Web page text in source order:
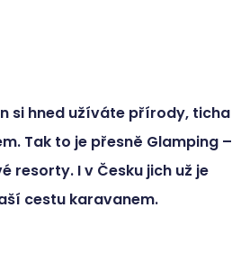
si hned užíváte přírody, ticha
Tak to je přesně Glamping –
resorty. I v Česku jich už je
cestu karavanem.